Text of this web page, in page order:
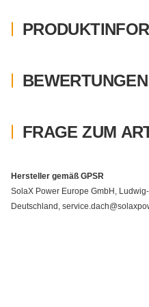
BEWERTUNGEN
FRAGE ZUM
Hersteller gemäß GPSR
SolaX Power Europe GmbH,
Deutschland,